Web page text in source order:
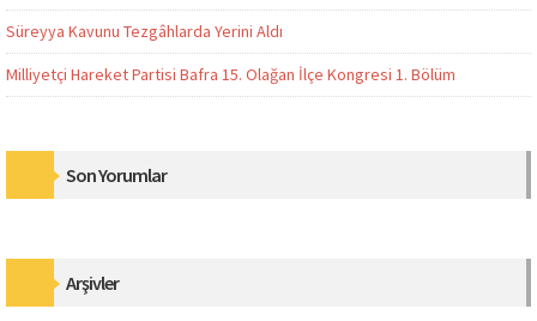
Süreyya Kavunu Tezgâhlarda Yerini Aldı
Milliyetçi Hareket Partisi Bafra 15. Olağan İlçe Kongresi 1. Bölüm
Son Yorumlar
Arşivler